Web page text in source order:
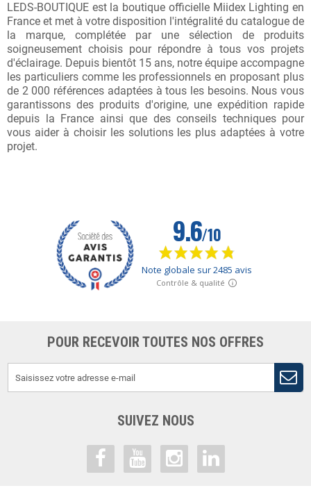
LEDS-BOUTIQUE est la boutique officielle Miidex Lighting en
France et met à votre disposition l'intégralité du catalogue de
la marque, complétée par une sélection de produits
soigneusement choisis pour répondre à tous vos projets
d'éclairage. Depuis bientôt 15 ans, notre équipe accompagne
les particuliers comme les professionnels en proposant plus
de 2 000 références adaptées à tous les besoins. Nous vous
garantissons des produits d'origine, une expédition rapide
depuis la France ainsi que des conseils techniques pour
vous aider à choisir les solutions les plus adaptées à votre
projet.
POUR RECEVOIR TOUTES NOS OFFRES
SUIVEZ NOUS